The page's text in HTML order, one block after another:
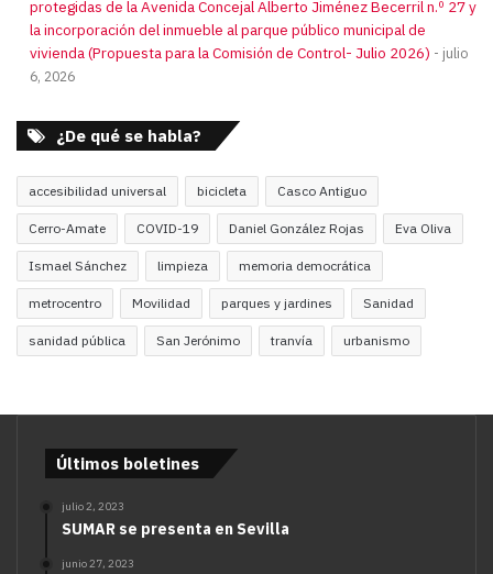
protegidas de la Avenida Concejal Alberto Jiménez Becerril n.º 27 y
la incorporación del inmueble al parque público municipal de
vivienda (Propuesta para la Comisión de Control- Julio 2026)
julio
6, 2026
¿De qué se habla?
accesibilidad universal bicicleta Casco Antiguo
Cerro-Amate COVID-19 Daniel González Rojas Eva Oliva
Ismael Sánchez limpieza memoria democrática
metrocentro Movilidad parques y jardines Sanidad
sanidad pública San Jerónimo tranvía urbanismo
Últimos boletines
julio 2, 2023
SUMAR se presenta en Sevilla
junio 27, 2023